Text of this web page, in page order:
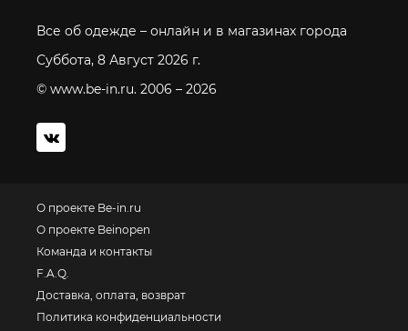
Все об одежде – онлайн и в магазинах города
Суббота, 8 Август 2026 г.
© www.be-in.ru. 2006 – 2026
О проекте Be-in.ru
О проекте Beinopen
Команда и контакты
F.A.Q.
Доставка, оплата, возврат
Политика конфиденциальности